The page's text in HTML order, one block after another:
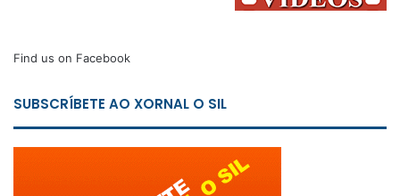
Find us on Facebook
SUBSCRÍBETE AO XORNAL O SIL